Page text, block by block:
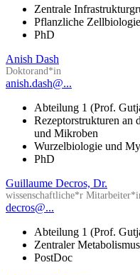
Zentrale
Pflanzliche
PhD
Anish Dash
Doktorand*in
anish.dash@...
Abteilung 1 (Prof.
Rezeptorstrukturen an
und Mikroben
Wurzelbiologie und
PhD
Guillaume Decros, Dr.
wissenschaftliche*r
decros@...
Abteilung 1 (Prof.
Zentraler Metabolismus
PostDoc